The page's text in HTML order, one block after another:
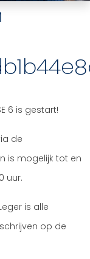
6 is gestart!
de
is mogelijk tot en
uur.
is alle
op de